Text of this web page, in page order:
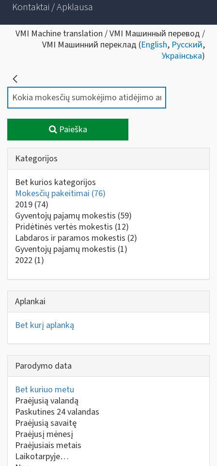
Kontaktai / Apklausa
VMI Machine translation / VMI Машинный перевод /
VMI Машинний переклад (English, Русский,
Українська)
Paieška
Kategorijos
Bet kurios kategorijos
Mokesčių pakeitimai (76)
2019 (74)
Gyventojų pajamų mokestis (59)
Pridėtinės vertės mokestis (12)
Labdaros ir paramos mokestis (2)
Gyventojų pajamų mokestis (1)
2022 (1)
Aplankai
Bet kurį aplanką
Parodymo data
Bet kuriuo metu
Praėjusią valandą
Paskutines 24 valandas
Praėjusią savaitę
Praėjusį mėnesį
Praėjusiais metais
Laikotarpyje…